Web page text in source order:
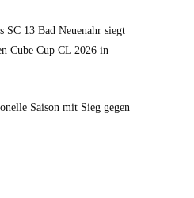
SC 13 Bad Neuenahr siegt
Cube Cup CL 2026 in
Saison mit Sieg gegen